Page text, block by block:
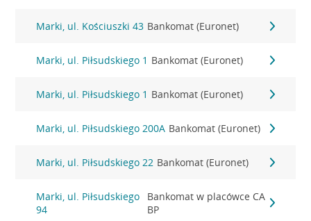
Marki, ul. Kościuszki 43 Bankomat (Euronet)
Marki, ul. Piłsudskiego 1 Bankomat (Euronet)
Marki, ul. Piłsudskiego 1 Bankomat (Euronet)
Marki, ul. Piłsudskiego 200A Bankomat (Euronet)
Marki, ul. Piłsudskiego 22 Bankomat (Euronet)
Marki, ul. Piłsudskiego
94
Bankomat w placówce CA
BP